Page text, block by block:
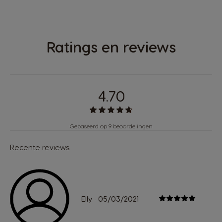
Ratings en reviews
4.70
Gebaseerd op 9 beoordelingen
Recente reviews
Elly - 05/03/2021